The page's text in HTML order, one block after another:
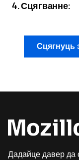
4. Сцягванне:
Сцягнуць
Дадайце давер да